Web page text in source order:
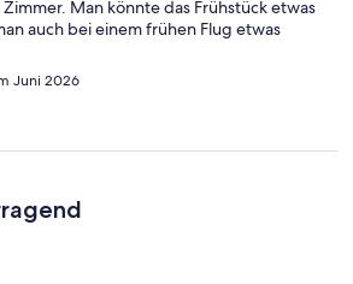
Man könnte das Frühstück etwas
auch bei einem frühen Flug etwas
Juni 2026